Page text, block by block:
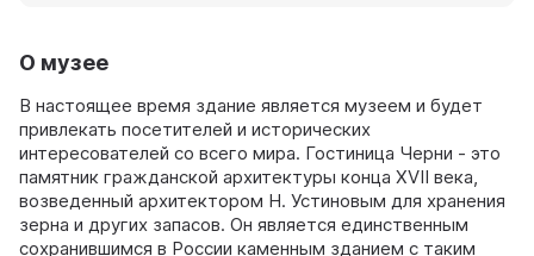
О музее
В настоящее время здание является музеем и будет
привлекать посетителей и исторических
интересователей со всего мира. Гостиница Черни - это
памятник гражданской архитектуры конца XVII века,
возведенный архитектором Н. Устиновым для хранения
зерна и других запасов. Он является единственным
сохранившимся в России каменным зданием с таким